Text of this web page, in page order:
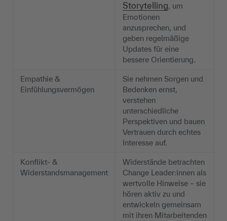
Storytelling, um
Emotionen
anzusprechen, und
geben regelmäßige
Updates für eine
bessere Orientierung.
Empathie &
Einfühlungsvermögen
Sie nehmen Sorgen und
Bedenken ernst,
verstehen
unterschiedliche
Perspektiven und bauen
Vertrauen durch echtes
Interesse auf.
Konflikt- &
Widerstandsmanagement
Widerstände betrachten
Change Leader:innen als
wertvolle Hinweise – sie
hören aktiv zu und
entwickeln gemeinsam
mit ihren Mitarbeitenden